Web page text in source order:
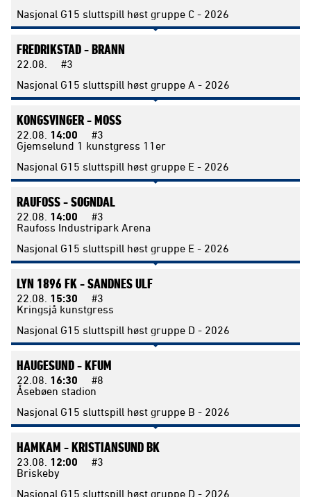
Nasjonal G15 sluttspill høst gruppe C - 2026
FREDRIKSTAD -BRANN
22.08.
#3
Nasjonal G15 sluttspill høst gruppe A - 2026
KONGSVINGER -MOSS
22.08. 14:00
#3
Gjemselund 1 kunstgress 11er
Nasjonal G15 sluttspill høst gruppe E - 2026
RAUFOSS -SOGNDAL
22.08. 14:00
#3
Raufoss Industripark Arena
Nasjonal G15 sluttspill høst gruppe E - 2026
LYN 1896 FK -SANDNES ULF
22.08. 15:30
#3
Kringsjå kunstgress
Nasjonal G15 sluttspill høst gruppe D - 2026
HAUGESUND -KFUM
22.08. 16:30
#8
Åsebøen stadion
Nasjonal G15 sluttspill høst gruppe B - 2026
HAMKAM -KRISTIANSUND BK
23.08. 12:00
#3
Briskeby
Nasjonal G15 sluttspill høst gruppe D - 2026